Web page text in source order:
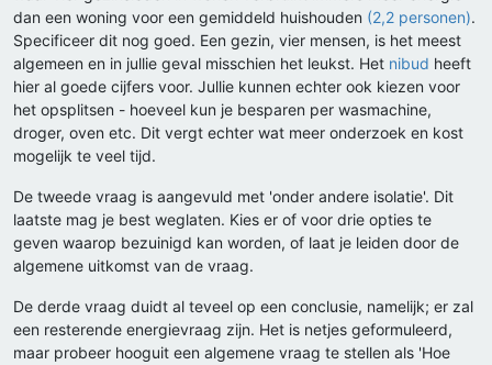
dan een woning voor een gemiddeld huishouden (2,2 personen).
Specificeer dit nog goed. Een gezin, vier mensen, is het meest
algemeen en in jullie geval misschien het leukst. Het nibud heeft
hier al goede cijfers voor. Jullie kunnen echter ook kiezen voor
het opsplitsen - hoeveel kun je besparen per wasmachine,
droger, oven etc. Dit vergt echter wat meer onderzoek en kost
mogelijk te veel tijd.
De tweede vraag is aangevuld met 'onder andere isolatie'. Dit
laatste mag je best weglaten. Kies er of voor drie opties te
geven waarop bezuinigd kan worden, of laat je leiden door de
algemene uitkomst van de vraag.
De derde vraag duidt al teveel op een conclusie, namelijk; er zal
een resterende energievraag zijn. Het is netjes geformuleerd,
maar probeer hooguit een algemene vraag te stellen als 'Hoe